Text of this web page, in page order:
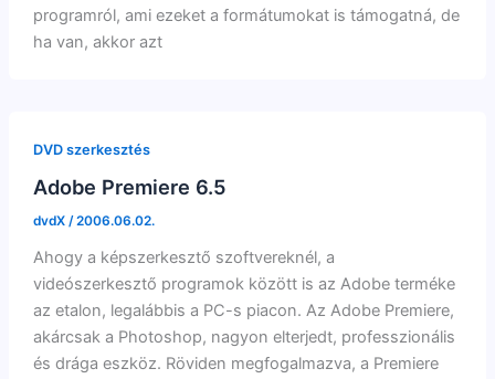
programról, ami ezeket a formátumokat is támogatná, de
ha van, akkor azt
DVD szerkesztés
Adobe Premiere 6.5
dvdX /2006.06.02.
Ahogy a képszerkesztő szoftvereknél, a
videószerkesztő programok között is az Adobe terméke
az etalon, legalábbis a PC-s piacon. Az Adobe Premiere,
akárcsak a Photoshop, nagyon elterjedt, professzionális
és drága eszköz. Röviden megfogalmazva, a Premiere